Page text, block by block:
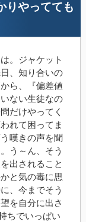
りやってても
。ジャケット
、知り合いの
ら、『偏差値
ない生徒なの
だけやってく
れて困ってま
嘆きの声を聞
う～ん、そう
出されること
と気の毒に思
、今までそう
を自分に出さ
ちでいっぱい